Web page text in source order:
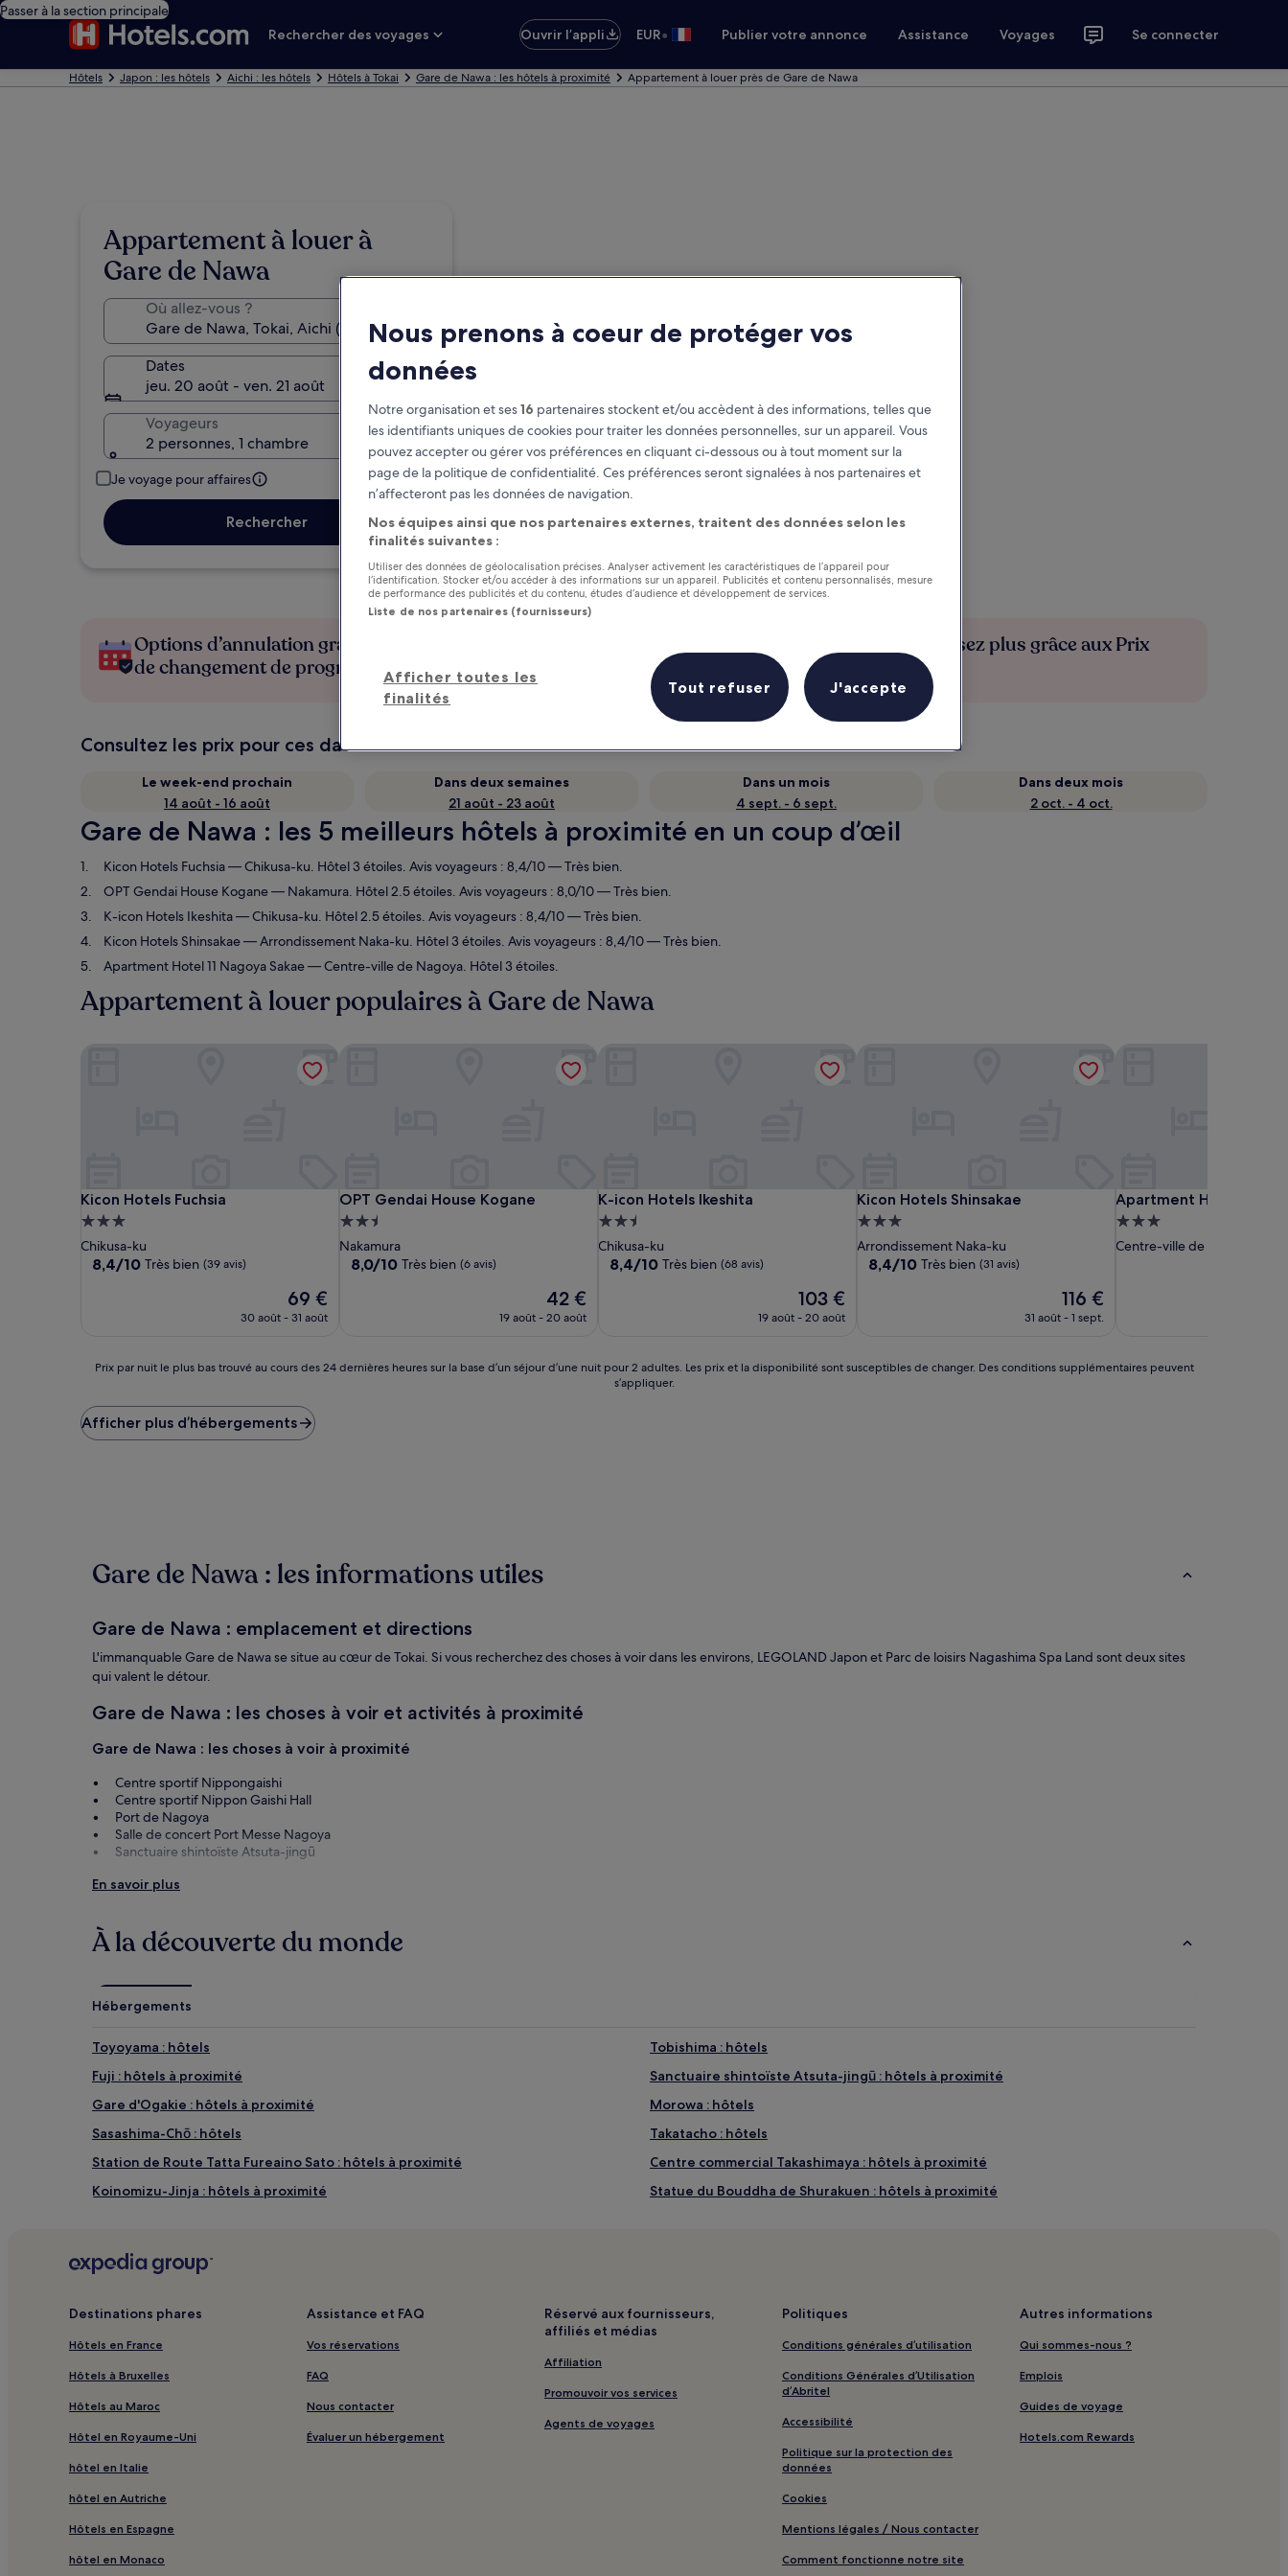
Passer à la section principale
Rechercher des voyages
Ouvrir l’appli EUR• Publier votre annonce Assistance Voyages Se connecter
Hôtels Japon : les hôtels Aichi : les hôtels Hôtels à Tokai Gare de Nawa : les hôtels à proximité Appartement à louer près de Gare de Nawa
Appartement à louer à
Gare de Nawa
Où allez-vous ?
Dates
jeu. 20 août - ven. 21 août
Voyageurs
2 personnes, 1 chambre
Je voyage pour affaires
Rechercher
Options d’annulation gratuite en cas
de changement de programme
chaque nuit séjournée
Économisez plus grâce aux Prix
membres
Consultez les prix pour ces dates
Le week-end prochain
14 août - 16 août
Dans deux semaines
21 août - 23 août
Dans un mois
4 sept. - 6 sept.
Dans deux mois
2 oct. - 4 oct.
Gare de Nawa : les 5 meilleurs hôtels à proximité en un coup d’œil
Kicon Hotels Fuchsia— Chikusa-ku. Hôtel 3 étoiles. Avis voyageurs : 8,4/10 — Très bien.
OPT Gendai House Kogane— Nakamura. Hôtel 2.5 étoiles. Avis voyageurs : 8,0/10 — Très bien.
K-icon Hotels Ikeshita— Chikusa-ku. Hôtel 2.5 étoiles. Avis voyageurs : 8,4/10 — Très bien.
Kicon Hotels Shinsakae— Arrondissement Naka-ku. Hôtel 3 étoiles. Avis voyageurs : 8,4/10 — Très bien.
Apartment Hotel 11 Nagoya Sakae— Centre-ville de Nagoya. Hôtel 3 étoiles.
Appartement à louer populaires à Gare de Nawa
Kicon Hotels Fuchsia
Kicon Hotels Fuchsia
Hébergement
3.0 étoiles
Chikusa-ku
8.4
8,4/10 Très bien (39 avis)
Le
nouveau
de
69 €
30 août - 31 août
OPT Gendai House Kogane
OPT Gendai House Kogane
Hébergement
2.5 étoiles
Nakamura
8.0
8,0/10 Très bien (6 avis)
Le
nouveau
de
42 €
19 août - 20 août
K-icon Hotels Ikeshita
K-icon Hotels Ikeshita
Hébergement
2.5 étoiles
Chikusa-ku
8.4
8,4/10 Très bien (68 avis)
Le
nouveau
de
103 €
19 août - 20 août
Kicon Hotels Shinsakae
Kicon Hotels Shinsakae
Hébergement
3.0 étoiles
Arrondissement Naka-ku
8.4
8,4/10 Très bien (31 avis)
Le
nouveau
de
116 €
31 août - 1 sept.
Apartment Hotel 11
Apartment Hotel 11
Hébergement
3.0 étoiles
Centre-ville de Nagoya
Prix
nuit
le
plus
sur
d’un
d’une
nuit
2 adultes.
prix
disponibilité
sont
susceptibles
de
Des
peuvent
s’appliquer.
Prix par nuit le plus bas trouvé au cours des 24 dernières heures sur la base d’un séjour d’une nuit pour 2 adultes. Les prix et la disponibilité sont susceptibles de changer. Des conditions supplémentaires peuvent
s’appliquer.
Afficher plus d’hébergements
Gare de Nawa : les informations utiles
Gare de Nawa : emplacement et directions
L'immanquable Gare de Nawa se situe au cœur de Tokai. Si vous recherchez des choses à voir dans les environs, LEGOLAND Japon et Parc de loisirs Nagashima Spa Land sont deux sites
qui valent le détour.
Gare de Nawa : les choses à voir et activités à proximité
Gare de Nawa : les choses à voir à proximité
Centre sportif Nippongaishi
Centre sportif Nippon Gaishi Hall
Port de Nagoya
Salle de concert Port Messe Nagoya
Sanctuaire shintoïste Atsuta-jingū
Gare de Nawa : les activités à proximité
Aquarium public du port de Nagoya
Musée du chemin de fer SCMAGLEV and Railway Park
En savoir plus
À la découverte du monde
Hébergements
Toyoyama : hôtels
Tobishima : hôtels
Fuji : hôtels à proximité
Sanctuaire shintoïste Atsuta-jingū : hôtels à proximité
Gare d'Ogakie : hôtels à proximité
Morowa : hôtels
Sasashima-Chō : hôtels
Takatacho : hôtels
Station de Route Tatta Fureaino Sato : hôtels à proximité
Centre commercial Takashimaya : hôtels à proximité
Koinomizu-Jinja : hôtels à proximité
Statue du Bouddha de Shurakuen : hôtels à proximité
Temple Kokubunji : hôtels à proximité
Centre international de Nagoya : hôtels à proximité
Bank of Tokyo-Mitsubishi UFJ Money Museum : hôtels à proximité
Miaicho : hôtels
Gare de Yatomi : hôtels à proximité
Gare d'Hekikai Furui : hôtels à proximité
Gare de Kōnan : hôtels à proximité
Gare de Tamano : hôtels à proximité
Gare de Manai : hôtels à proximité
Château d'Okazaki : hôtels à proximité
Sanctuaire shintoïste Atsuta-jingū : hôtels à proximité
Parc de Shirakawa : hôtels à proximité
Centre de congrès de Nagoya : hôtels à proximité
Port de Nagoya : Hôtels avec parking à proximité
Port de Nagoya : Hôtels avec centre de fitness à proximité
Destinations phares
Hôtels en France
Hôtels à Bruxelles
Hôtels au Maroc
Hôtel en Royaume-Uni
hôtel en Italie
hôtel en Autriche
Hôtels en Espagne
hôtel en Monaco
Assistance et FAQ
Vos réservations
FAQ
Nous contacter
Évaluer un hébergement
Réservé aux fournisseurs,
affiliés et médias
Affiliation
Promouvoir vos services
Agents de voyages
Politiques
Conditions générales d’utilisation
Conditions Générales d’Utilisation
d’Abritel
Accessibilité
Politique sur la protection des
données
Cookies
Mentions légales / Nous contacter
Comment fonctionne notre site
Autres informations
Qui sommes-nous ?
Emplois
Guides de voyage
Hotels.com Rewards
Nous prenons à coeur de protéger vos
données
Notre organisation et ses16 partenaires stockent et/ou accèdent à des informations, telles que
les identifiants uniques de cookies pour traiter les données personnelles, sur un appareil. Vous
pouvez accepter ou gérer vos préférences en cliquant ci-dessous ou à tout moment sur la
page de la politique de confidentialité. Ces préférences seront signalées à nos partenaires et
n’affecteront pas les données de navigation.
Nos équipes ainsi que nos partenaires externes, traitent des données selon les
finalités suivantes :
Utiliser des données de géolocalisation précises. Analyser activement les caractéristiques de l’appareil pour
l’identification. Stocker et/ou accéder à des informations sur un appareil. Publicités et contenu personnalisés, mesure
de performance des publicités et du contenu, études d’audience et développement de services.
Liste de nos partenaires (fournisseurs)
Afficher toutes les
finalités
Tout refuser J'accepte